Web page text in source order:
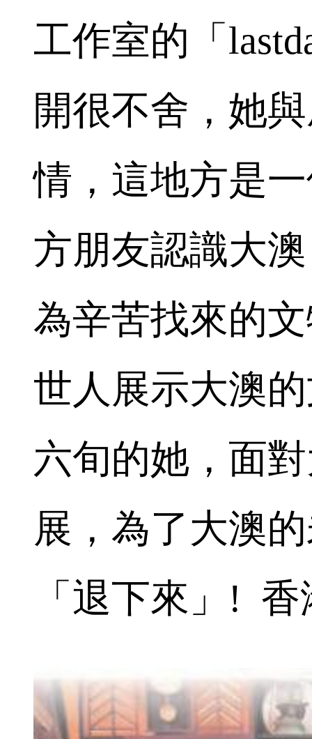
工作室的「
開很不舍，她
情，這地方是
方朋友認識大
為辛苦找來的
世人展示大澳
六旬的她，面
展，為了大澳
「退下來」!